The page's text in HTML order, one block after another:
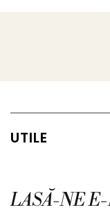
UTILE
LASĂ-NE